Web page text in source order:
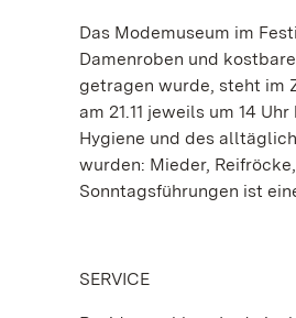
Das Modemuseum im
Damenroben und
getragen wurde, steht im
am 21.11 jeweils um 14
Hygiene und des
wurden: Mieder,
Sonntagsführungen ist
SERVICE